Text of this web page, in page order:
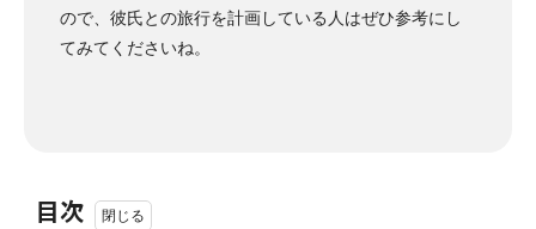
ので、彼氏との旅行を計画している人はぜひ参考にし
てみてくださいね。
目次